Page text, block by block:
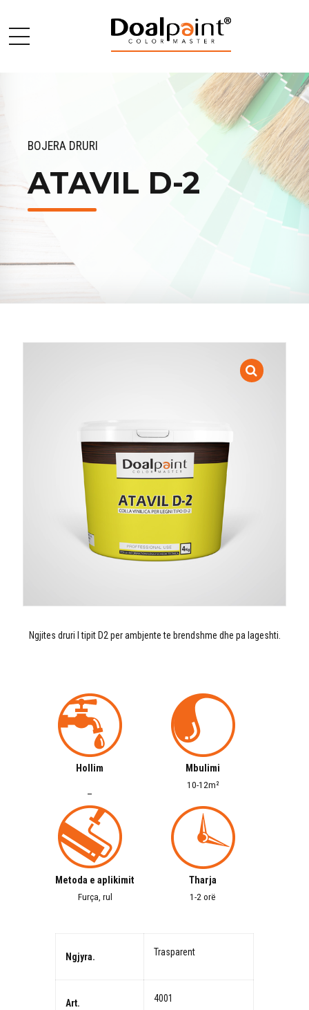
BOJERA DRURI
ATAVIL D-2
Ngjites druri I tipit D2 per ambjente te brendshme dhe pa lageshti.
Hollim
–
Mbulimi
10-12m²
Metoda e aplikimit
Furça, rul
Tharja
1-2 orë
Ngjyra. Trasparent
Art. 4001